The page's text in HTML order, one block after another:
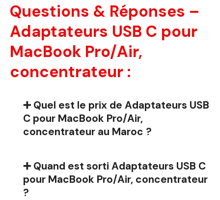
Questions & Réponses –
Adaptateurs USB C pour
MacBook Pro/Air,
concentrateur :
➕ Quel est le prix de Adaptateurs USB
C pour MacBook Pro/Air,
concentrateur au Maroc ?
➕ Quand est sorti Adaptateurs USB C
pour MacBook Pro/Air, concentrateur
?